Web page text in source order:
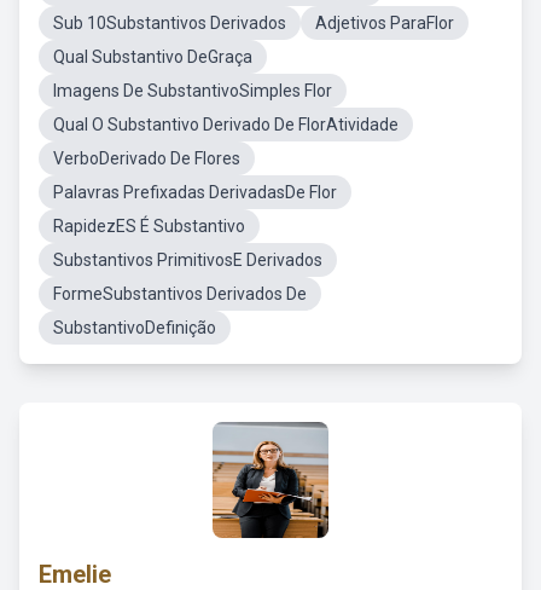
Sub 10Substantivos Derivados
Adjetivos ParaFlor
Qual Substantivo DeGraça
Imagens De SubstantivoSimples Flor
Qual O Substantivo Derivado De FlorAtividade
VerboDerivado De Flores
Palavras Prefixadas DerivadasDe Flor
RapidezES É Substantivo
Substantivos PrimitivosE Derivados
FormeSubstantivos Derivados De
SubstantivoDefinição
Emelie